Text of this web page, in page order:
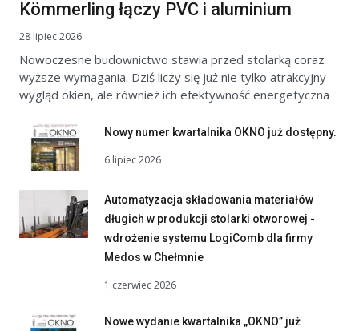
Kömmerling łączy PVC i aluminium
28 lipiec 2026
Nowoczesne budownictwo stawia przed stolarką coraz
wyższe wymagania. Dziś liczy się już nie tylko atrakcyjny
wygląd okien, ale również ich efektywność energetyczna
Nowy numer kwartalnika OKNO już dostępny.
6 lipiec 2026
Automatyzacja składowania materiałów
długich w produkcji stolarki otworowej -
wdrożenie systemu LogiComb dla firmy
Medos w Chełmnie
1 czerwiec 2026
Nowe wydanie kwartalnika „OKNO” już